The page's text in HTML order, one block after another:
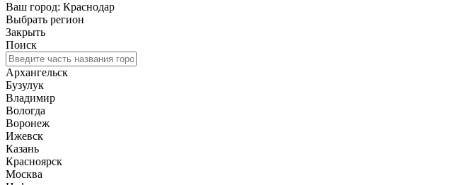
Ваш город: Краснодар
Выбрать регион
Закрыть
Поиск
Архангельск
Бузулук
Владимир
Вологда
Воронеж
Ижевск
Казань
Красноярск
Москва